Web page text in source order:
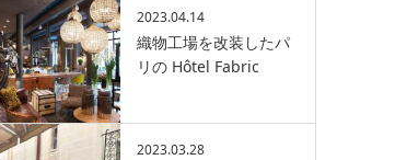
2023.04.14
織物工場を改装したパ
リの Hôtel Fabric
2023.03.28